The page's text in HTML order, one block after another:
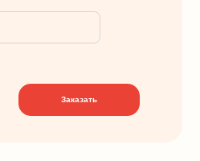
Заказать